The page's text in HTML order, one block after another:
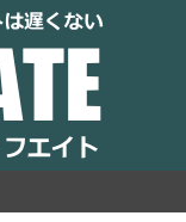
でもアフィリ
い